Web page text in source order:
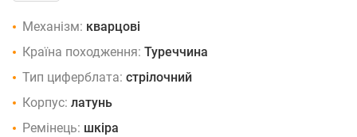
Механізм: кварцові
Країна походження: Туреччина
Тип циферблата: стрілочний
Корпус: латунь
Ремінець: шкіра